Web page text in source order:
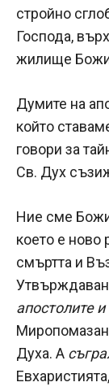
стройно
Господа,
жилище
Думите на
който
говори за
Св. Дух
Ние сме
което е ново
смъртта и
апостолите
Духа. А